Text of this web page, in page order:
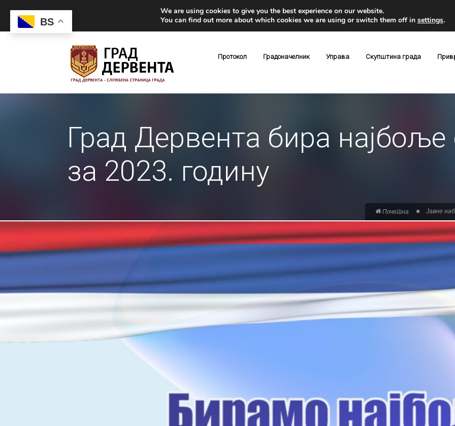
Протокол Градоначелник Управа Скупштина града
Град Дервента бира најбоље
за 2023. годину
Почетна Јавне
BS
We are using cookies to give you the best experience on our website.
You can find out more about which cookies we are using or switch them off in settings.